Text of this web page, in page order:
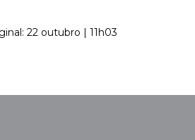
22 outubro | 11h03